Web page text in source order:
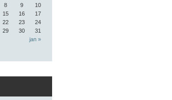
jan »
8 9
10
15 16
17
22 23
24
29 30 31